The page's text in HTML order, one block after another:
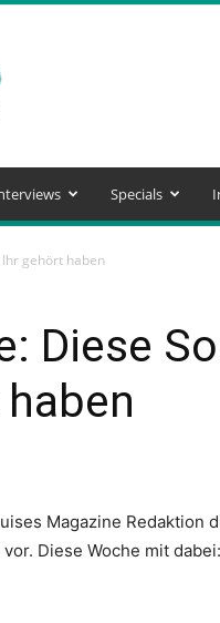
Specials
gehört haben
Diese
Magazine Redaktion
Diese Woche mit